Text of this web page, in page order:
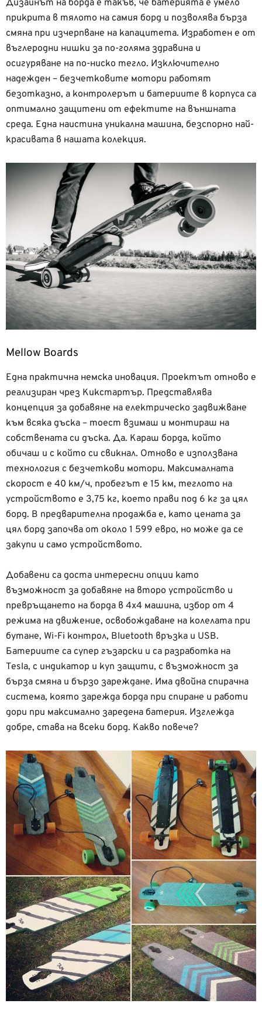
Дизайнът на борда е такъв, че батерията е умело
прикрита в тялото на самия борд и позволява бърза
смяна при изчерпване на капацитета. Изработен е от
въглеродни нишки за по-голяма здравина и
осигуряване на по-ниско тегло. Изключително
надежден – безчетковите мотори работят
безотказно, а контролерът и батериите в корпуса са
оптимално защитени от ефектите на външната
среда. Една наистина уникална машина, безспорно най-
красивата в нашата колекция.
Mellow Boards
Една практична немска иновация. Проектът отново е
реализиран чрез Кикстартър. Представлява
концепция за добавяне на електрическо задвижване
към всяка дъска – тоест взимаш и монтираш на
собствената си дъска. Да. Караш борда, който
обичаш и с който си свикнал. Отново е използвана
технология с безчеткови мотори. Максималната
скорост е 40 км/ч, пробегът е 15 км, теглото на
устройството е 3,75 кг, което прави под 6 кг за цял
борд. В предварителна продажба е, като цената за
цял борд започва от около 1 599 евро, но може да се
закупи и само устройството.
Добавени са доста интересни опции като
възможност за добавяне на второ устройство и
превръщането на борда в 4х4 машина, избор от 4
режима на движение, освобождаване на колелата при
бутане, Wi-Fi контрол, Bluetooth връзка и USB.
Батериите са супер гъзарски и са разработка на
Tesla, с индикатор и куп защити, с възможност за
бърза смяна и бързо зареждане. Има двойна спирачна
система, която зарежда борда при спиране и работи
дори при максимално заредена батерия. Изглежда
добре, става на всеки борд. Какво повече?